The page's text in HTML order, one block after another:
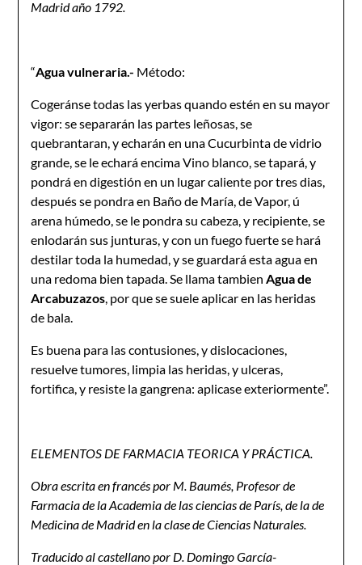
Madrid año 1792.
“Agua vulneraria.- Método:
Cogeránse todas las yerbas quando estén en su mayor
vigor: se separarán las partes leñosas, se
quebrantaran, y echarán en una Cucurbinta de vidrio
grande, se le echará encima Vino blanco, se tapará, y
pondrá en digestión en un lugar caliente por tres dias,
después se pondra en Baño de María, de Vapor, ú
arena húmedo, se le pondra su cabeza, y recipiente, se
enlodarán sus junturas, y con un fuego fuerte se hará
destilar toda la humedad, y se guardará esta agua en
una redoma bien tapada. Se llama tambienAgua de
Arcabuzazos, por que se suele aplicar en las heridas
de bala.
Es buena para las contusiones, y dislocaciones,
resuelve tumores, limpia las heridas, y ulceras,
fortifica, y resiste la gangrena: aplicase exteriormente”.
ELEMENTOS DE FARMACIA TEORICA Y PRÁCTICA.
Obra escrita en francés por M. Baumés, Profesor de
Farmacia de la Academia de las ciencias de París, de la de
Medicina de Madrid en la clase de Ciencias Naturales.
Traducido al castellano por D. Domingo García-